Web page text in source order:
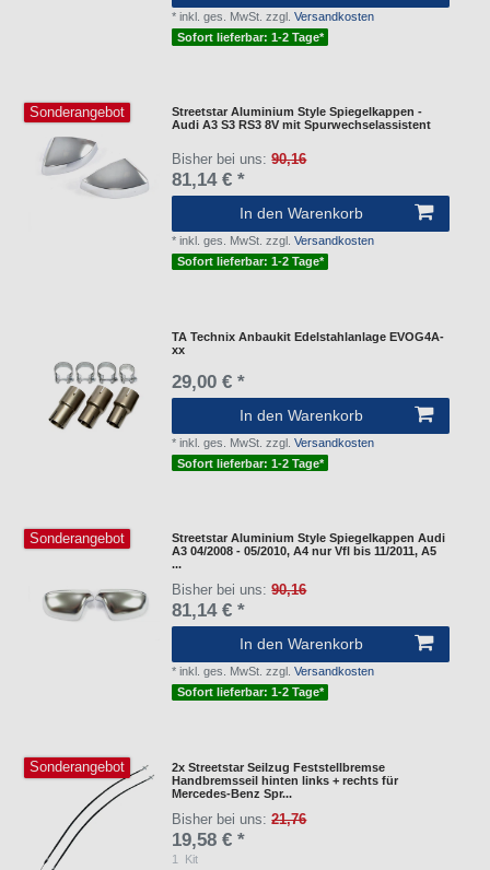
*inkl. ges. MwSt. zzgl.Versandkosten
Sofort lieferbar: 1-2 Tage*
Sonderangebot
Streetstar Aluminium Style Spiegelkappen -
Audi A3 S3 RS3 8V mit Spurwechselassistent
Bisher bei uns:90,16
81,14 € *
In den Warenkorb
*inkl. ges. MwSt. zzgl.Versandkosten
Sofort lieferbar: 1-2 Tage*
TA Technix Anbaukit Edelstahlanlage EVOG4A-
xx
29,00 € *
In den Warenkorb
*inkl. ges. MwSt. zzgl.Versandkosten
Sofort lieferbar: 1-2 Tage*
Sonderangebot
Streetstar Aluminium Style Spiegelkappen Audi
A3 04/2008 - 05/2010, A4 nur Vfl bis 11/2011, A5
...
Bisher bei uns:90,16
81,14 € *
In den Warenkorb
*inkl. ges. MwSt. zzgl.Versandkosten
Sofort lieferbar: 1-2 Tage*
Sonderangebot
2x Streetstar Seilzug Feststellbremse
Handbremsseil hinten links + rechts für
Mercedes-Benz Spr...
Bisher bei uns:21,76
19,58 € *
1 Kit